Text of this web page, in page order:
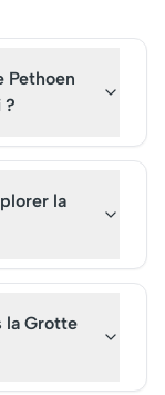
Pethoen
?
la
la Grotte